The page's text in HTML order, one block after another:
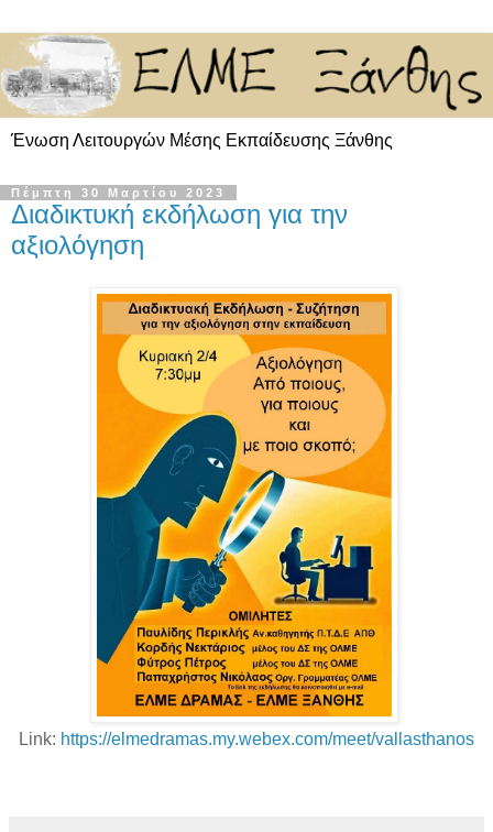
Ένωση Λειτουργών Μέσης Εκπαίδευσης Ξάνθης
Πέμπτη 30 Μαρτίου 2023
Διαδικτυκή εκδήλωση για την
αξιολόγηση
Link: https://elmedramas.my.webex.com/meet/vallasthanos